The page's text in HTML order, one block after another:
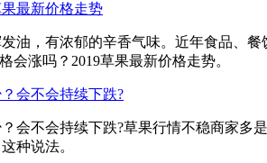
最新价格走势
油，有浓郁的辛香气味。近年食品、
会涨吗？2019草果最新价格走势。
会不会持续下跌?
会不会持续下跌?草果行情不稳商家
种说法。